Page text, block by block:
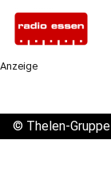
Anzeige
© Thelen-Gruppe